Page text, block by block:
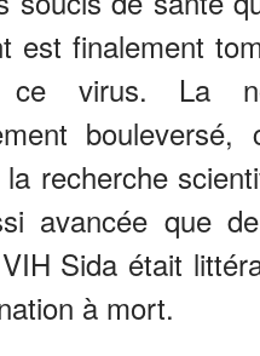
est finalement
ce virus. La
recherche
avancée que
Sida était
à mort.